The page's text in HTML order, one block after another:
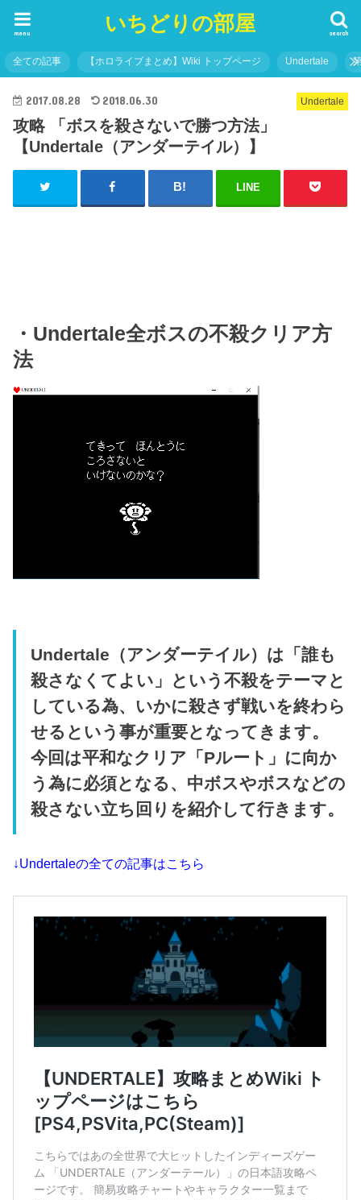
いちどりの部屋 search
menu
全ての記事 【ホロライブまとめ】Wiki トップページ Undertale
Undertale
2017.08.28 2018.06.30
攻略 「ボスを殺さないで勝つ方法」
【Undertale（アンダーテイル）】
LINE
・Undertale全ボスの不殺クリア方
法
Undertale（アンダーテイル）は「誰も
殺さなくてよい」という不殺をテーマと
している為、いかに殺さず戦いを終わら
せるという事が重要となってきます。
今回は平和なクリア「Pルート」に向か
う為に必須となる、中ボスやボスなどの
殺さない立ち回りを紹介して行きます。
↓Undertaleの全ての記事はこちら